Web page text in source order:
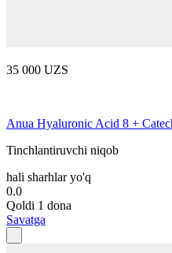
35 000 UZS
Anua Hyaluronic Acid 8 +
Tinchlantiruvchi niqob
hali sharhlar yo'q
0.0
Qoldi 1 dona
Savatga